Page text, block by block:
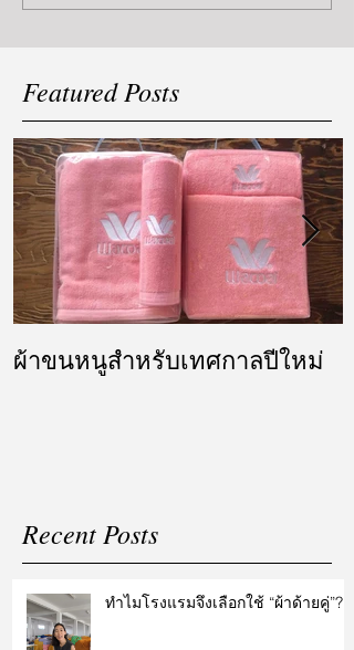
Featured Posts
ผ้าขนหนูสำหรับเทศกาลปีใหม่
Recent Posts
ทำไมโรงแรมจึงเลือกใช้ “ผ้าด้ายคู่”?